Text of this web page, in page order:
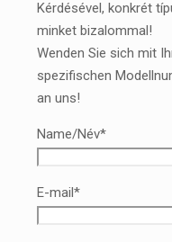
Kérdésével, konkrét
minket bizalommal!
Wenden Sie sich mit
spezifischen
an uns!
Name/Név*
E-mail*